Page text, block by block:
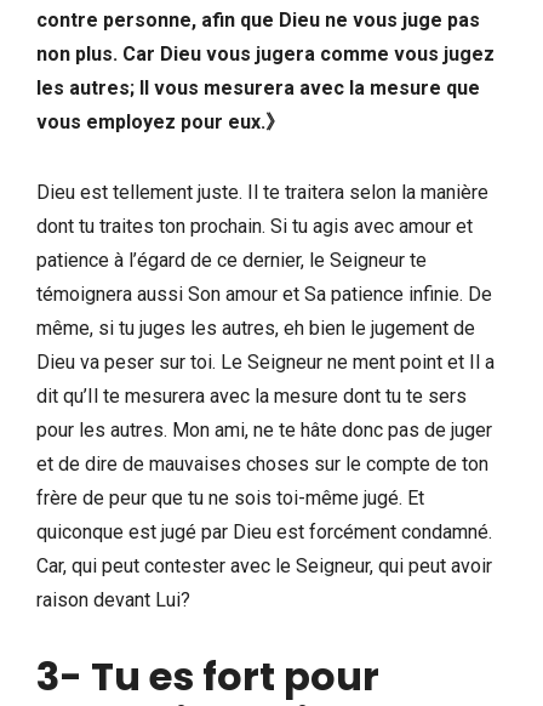
contre personne, afin que Dieu ne vous juge pas
non plus. Car Dieu vous jugera comme vous jugez
les autres; Il vous mesurera avec la mesure que
vous employez pour eux.》
Dieu est tellement juste. Il te traitera selon la manière
dont tu traites ton prochain. Si tu agis avec amour et
patience à l’égard de ce dernier, le Seigneur te
témoignera aussi Son amour et Sa patience infinie. De
même, si tu juges les autres, eh bien le jugement de
Dieu va peser sur toi. Le Seigneur ne ment point et Il a
dit qu’Il te mesurera avec la mesure dont tu te sers
pour les autres. Mon ami, ne te hâte donc pas de juger
et de dire de mauvaises choses sur le compte de ton
frère de peur que tu ne sois toi-même jugé. Et
quiconque est jugé par Dieu est forcément condamné.
Car, qui peut contester avec le Seigneur, qui peut avoir
raison devant Lui?
3- Tu es fort pour